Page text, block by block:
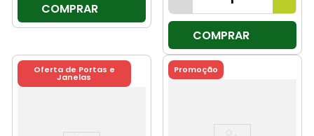
COMPRAR
COMPRAR
Oferta de Portas e
Janelas
Promoção